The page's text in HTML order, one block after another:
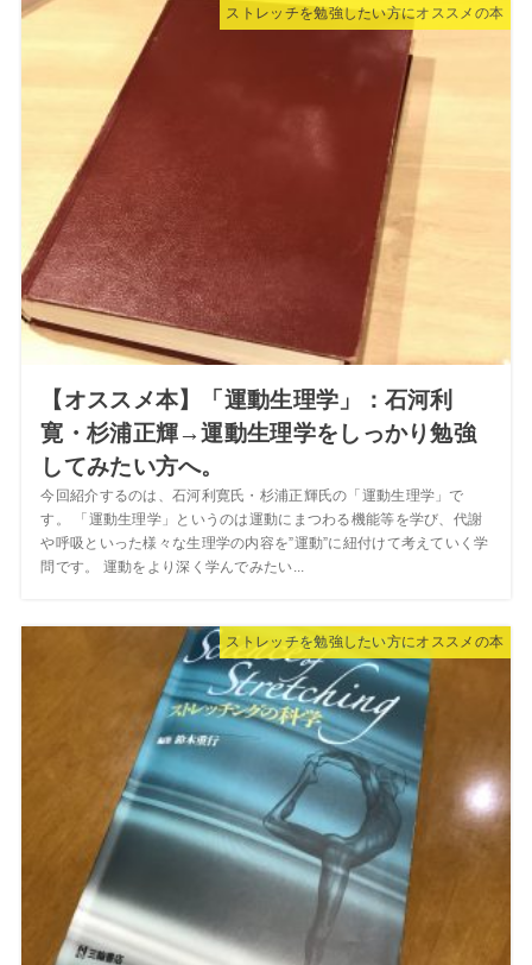
ストレッチを勉強したい方にオススメの本
【オススメ本】「運動生理学」：石河利
寛・杉浦正輝→運動生理学をしっかり勉強
してみたい方へ。
今回紹介するのは、石河利寛氏・杉浦正輝氏の「運動生理学」で
す。 「運動生理学」というのは運動にまつわる機能等を学び、代謝
や呼吸といった様々な生理学の内容を”運動”に紐付けて考えていく学
問です。 運動をより深く学んでみたい...
ストレッチを勉強したい方にオススメの本